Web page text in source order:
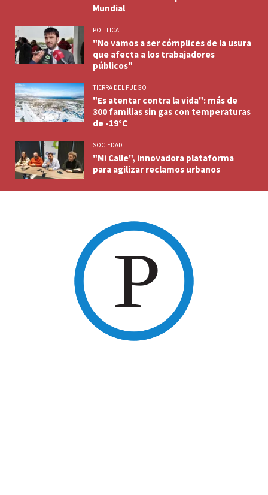
Mundial
POLITICA
"No vamos a ser cómplices de la usura
que afecta a los trabajadores
públicos"
TIERRA DEL FUEGO
"Es atentar contra la vida": más de
300 familias sin gas con temperaturas
de -19°C
SOCIEDAD
"Mi Calle", innovadora plataforma
para agilizar reclamos urbanos